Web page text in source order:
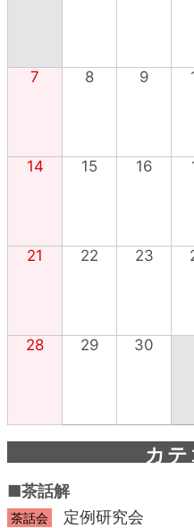
7 8 9
14 15 16
21 22 23
28 29 30
カ
■茶話解
茶話会 定例研究会